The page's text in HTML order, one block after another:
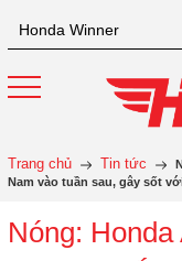
Trang chủ Tin tức
Nam vào tuần sau, gây sốt
Nóng: